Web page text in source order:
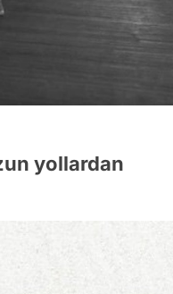
yollardan